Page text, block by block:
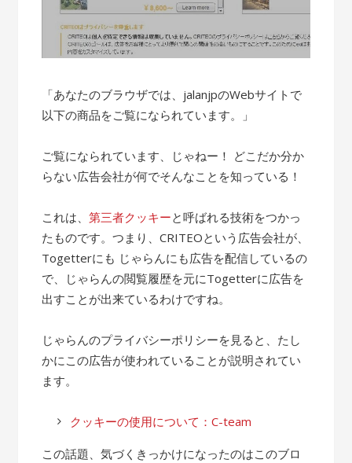
「あなたのブラウザでは、jalanjpのWebサイトで
以下の商品をご覧になられています。」
ご覧になられています、じゃねー！ どこだか分か
らない広告会社が何でそんなことを知っている！
これは、第三者クッキーと呼ばれる技術をつかっ
たものです。つまり、CRITEOという広告会社が、
Togetterにも じゃらんにも広告を配信しているの
で、じゃらんの閲覧履歴を元にTogetterに広告を
出すことが出来ているわけですね。
じゃらんのプライバシーポリシーを見ると、たし
かにこの広告が使われていることが説明されてい
ます。
クッキーの使用について：C-team
この話題、気づくきっかけになったのはこのブロ